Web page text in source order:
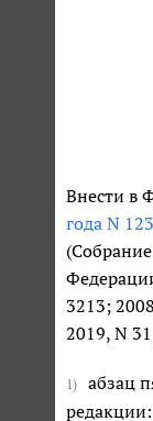
Внести в
года N
3213;
2019, N
1) абзац
редакции: